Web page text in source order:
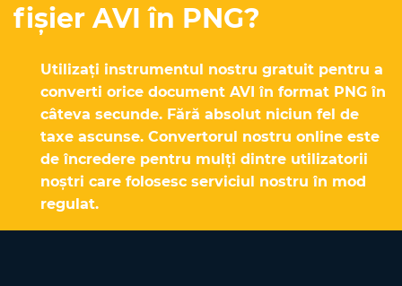
fișier AVI în PNG?
Utilizați instrumentul nostru gratuit pentru a
converti orice document AVI în format PNG în
câteva secunde. Fără absolut niciun fel de
taxe ascunse. Convertorul nostru online este
de încredere pentru mulți dintre utilizatorii
noștri care folosesc serviciul nostru în mod
regulat.